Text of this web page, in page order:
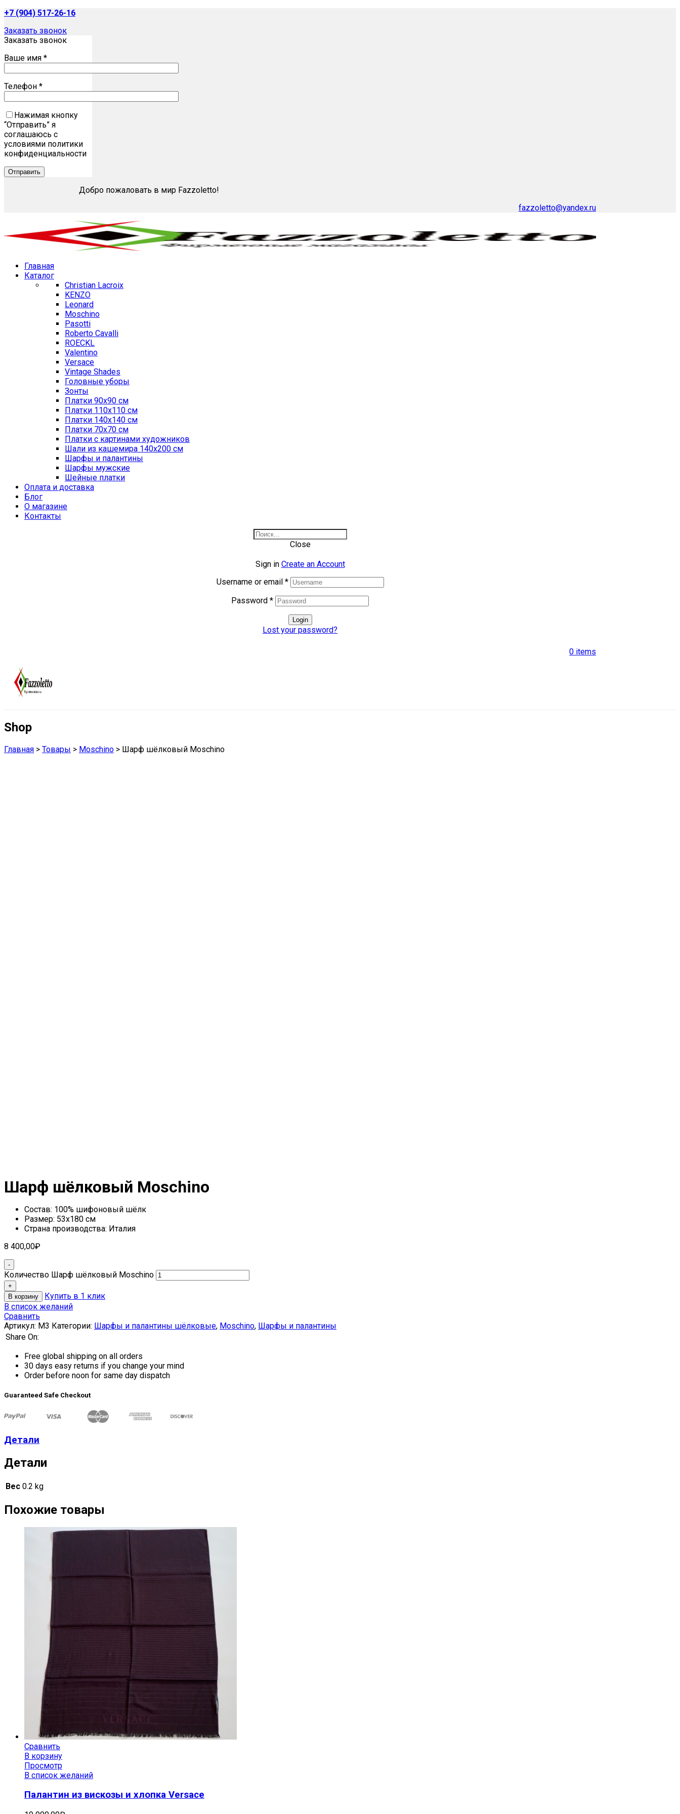
+7 (904) 517-26-16
Заказать звонок
Заказать звонок
Ваше имя *
Телефон *
Нажимая кнопку
“Отправить” я
соглашаюсь с
условиями политики
конфиденциальности
Добро пожаловать в мир Fazzoletto!
fazzoletto@yandex.ru
Главная
Каталог
Christian Lacroix
KENZO
Leonard
Moschino
Pasotti
Roberto Cavalli
ROECKL
Valentino
Versace
Vintage Shades
Головные уборы
Зонты
Платки 90х90 см
Платки 110х110 см
Платки 140х140 см
Платки 70х70 см
Платки с картинами художников
Шали из кашемира 140х200 см
Шарфы и палантины
Шарфы мужские
Шейные платки
Оплата и доставка
Блог
О магазине
Контакты
Close
Sign in Create an Account
Username or email *
Password *
Login
Lost your password?
0 items
Shop
Главная > Товары > Moschino > Шарф шёлковый Moschino
Шарф шёлковый Moschino
Состав: 100% шифоновый шёлк
Размер: 53х180 см
Страна производства: Италия
8 400,00₽
Количество Шарф шёлковый Moschino
В корзину
Купить в 1 клик
В список желаний
Сравнить
Артикул: M3 Категории: Шарфы и палантины шёлковые, Moschino, Шарфы и палантины
Share On:
Free global shipping on all orders
30 days easy returns if you change your mind
Order before noon for same day dispatch
Guaranteed Safe Checkout
Детали
Детали
Вес 0.2 kg
Похожие товары
Сравнить
В корзину
Просмотр
В список желаний
Палантин из вискозы и хлопка Versace